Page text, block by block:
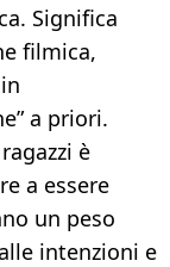
Significa
filmica,
a priori.
è
a essere
un peso
intenzioni e